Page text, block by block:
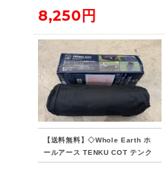
8,250円
【送料無料】◇Whole Earth ホ
ールアース TENKU COT テンク
ウコット